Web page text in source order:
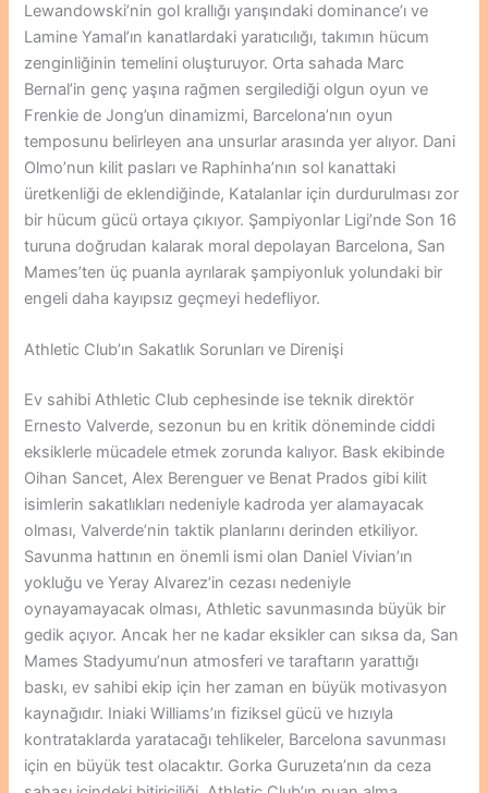
Lewandowski’nin gol krallığı yarışındaki dominance’ı ve
Lamine Yamal’ın kanatlardaki yaratıcılığı, takımın hücum
zenginliğinin temelini oluşturuyor. Orta sahada Marc
Bernal’in genç yaşına rağmen sergilediği olgun oyun ve
Frenkie de Jong’un dinamizmi, Barcelona’nın oyun
temposunu belirleyen ana unsurlar arasında yer alıyor. Dani
Olmo’nun kilit pasları ve Raphinha’nın sol kanattaki
üretkenliği de eklendiğinde, Katalanlar için durdurulması zor
bir hücum gücü ortaya çıkıyor. Şampiyonlar Ligi’nde Son 16
turuna doğrudan kalarak moral depolayan Barcelona, San
Mames’ten üç puanla ayrılarak şampiyonluk yolundaki bir
engeli daha kayıpsız geçmeyi hedefliyor.
Athletic Club’ın Sakatlık Sorunları ve Direnişi
Ev sahibi Athletic Club cephesinde ise teknik direktör
Ernesto Valverde, sezonun bu en kritik döneminde ciddi
eksiklerle mücadele etmek zorunda kalıyor. Bask ekibinde
Oihan Sancet, Alex Berenguer ve Benat Prados gibi kilit
isimlerin sakatlıkları nedeniyle kadroda yer alamayacak
olması, Valverde’nin taktik planlarını derinden etkiliyor.
Savunma hattının en önemli ismi olan Daniel Vivian’ın
yokluğu ve Yeray Alvarez’in cezası nedeniyle
oynayamayacak olması, Athletic savunmasında büyük bir
gedik açıyor. Ancak her ne kadar eksikler can sıksa da, San
Mames Stadyumu’nun atmosferi ve taraftarın yarattığı
baskı, ev sahibi ekip için her zaman en büyük motivasyon
kaynağıdır. Iniaki Williams’ın fiziksel gücü ve hızıyla
kontrataklarda yaratacağı tehlikeler, Barcelona savunması
için en büyük test olacaktır. Gorka Guruzeta’nın da ceza